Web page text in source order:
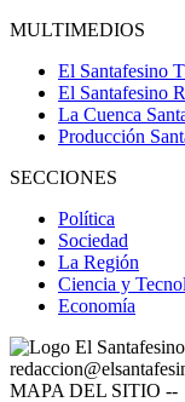
MULTIMEDIOS
El Santafesino
El Santafesino
La Cuenca
Producción
SECCIONES
Política
Sociedad
La Región
Ciencia y
Economía
MAPA DEL SITIO --